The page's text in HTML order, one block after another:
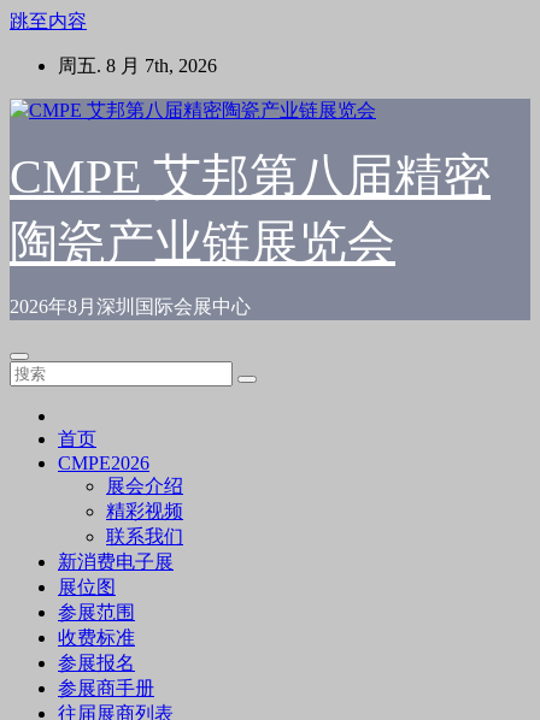
跳至内容
周五. 8 月 7th, 2026
CMPE 艾邦第八届精密
陶瓷产业链展览会
2026年8月深圳国际会展中心
首页
CMPE2026
展会介绍
精彩视频
联系我们
新消费电子展
展位图
参展范围
收费标准
参展报名
参展商手册
往届展商列表